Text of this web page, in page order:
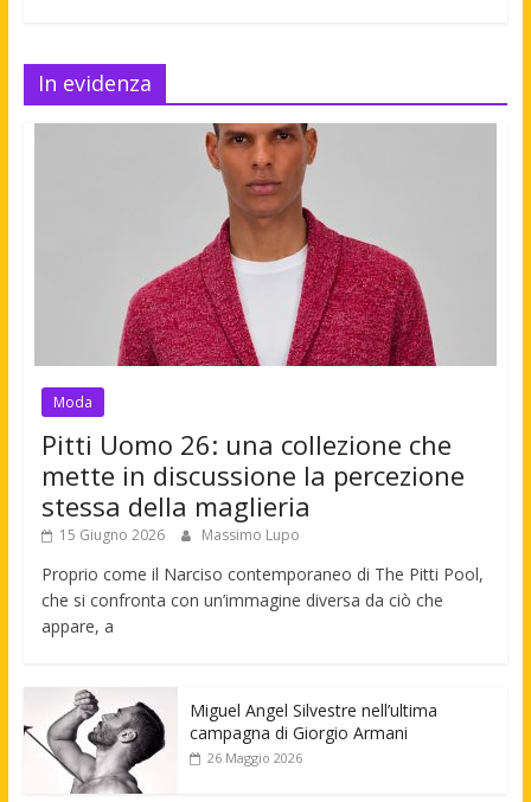
In evidenza
Moda
Pitti Uomo 26: una collezione che
mette in discussione la percezione
stessa della maglieria
15 Giugno 2026 Massimo Lupo
Proprio come il Narciso contemporaneo di The Pitti Pool,
che si confronta con un’immagine diversa da ciò che
appare, a
Miguel Angel Silvestre nell’ultima
campagna di Giorgio Armani
26 Maggio 2026